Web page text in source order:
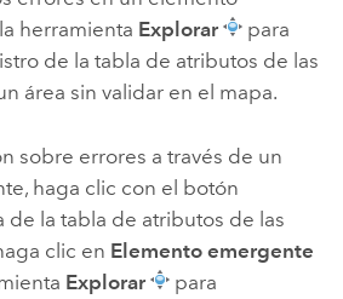
herramienta Explorar
para
de la tabla de atributos de las
área sin validar en el mapa.
sobre errores a través de un
haga clic con el botón
de la tabla de atributos de las
clic en Elemento emergente
Explorar
para